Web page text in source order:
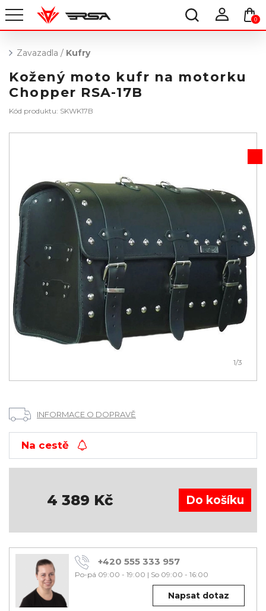
0
Zavazadla / Kufry
Kožený moto kufr na motorku
Chopper RSA-17B
Kód produktu: SKWK17B
1/3
INFORMACE O DOPRAVĚ
Na cestě
4 389 Kč
+420 555 333 957
Po-pá 09:00 - 19:00 | So 09:00 - 16:00
Napsat dotaz